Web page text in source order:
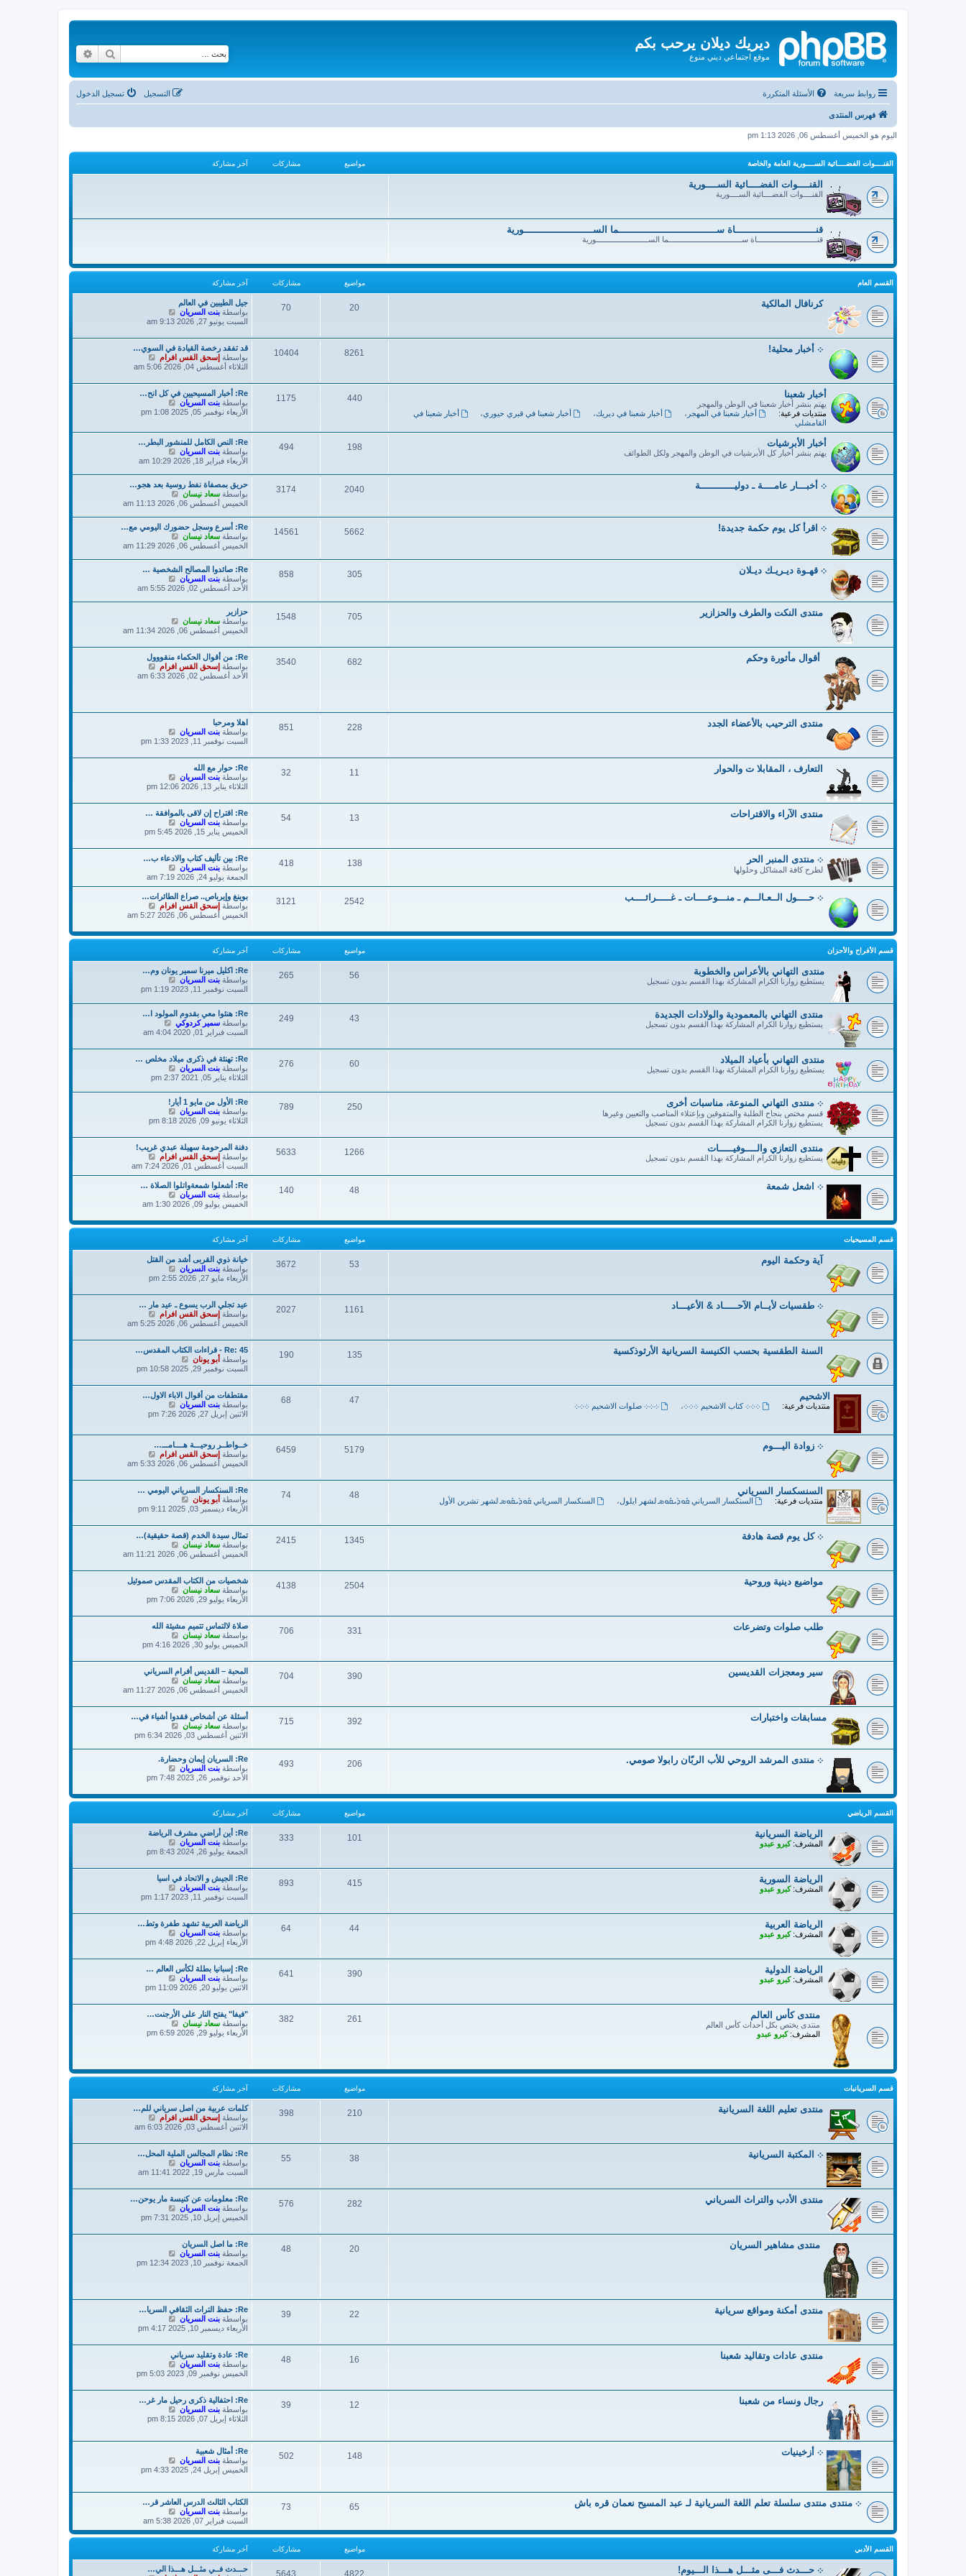
ديريك ديلان يرحب بكم
موقع اجتماعي ديني منوع بحث
روابط سريعة الأسئلة المتكررة تسجيل الدخول التسجيل
فهرس المنتدى
اليوم هو الخميس أغسطس 06, 2026 1:13 pm
القنــــوات الفضــــائية الســــورية العامة والخاصة مواضيع مشاركات آخر مشاركة
القنــــوات الفضــــائية الســــورية
القنــــوات الفضــــائية الســــورية
قنــــــــــــــــــــــــــــاة ســــــــــــــــــــــــــــــــــما الســــــــــــــــــــــــورية
قنــــــــــــــــــــــــــــاة ســــــــــــــــــــــــــــــــــما الســــــــــــــــــــــــورية
القسم العام مواضيع مشاركات آخر مشاركة
كرنافال المالكية 20
70
جيل الطيبين في العالم
بواسطة بنت السريان
ا
د
آ
خ
ر
ش
ا
ك
السبت يونيو 27, 2026 9:13 am
܀ أخبار محلية! 8261
10404
قد تفقد رخصة القيادة في السوي…
بواسطة إسحق القس افرام
ا
د
آ
ر
ش
ر
ك
الثلاثاء أغسطس 04, 2026 5:06 am
أخبار شعبنا
يهتم بنشر أخبار شعبنا في الوطن والمهجر
منتديات فرعية:
أخبار شعبنا في المهجر ، أخبار شعبنا في ديريك، أخبار شعبنا في قبري حيوري،
أخبار شعبنا في
القامشلي
440
1175
Re: أخبار المسيحيين في كل انح…
بواسطة بنت السريان
ا
خ
ر
ش
ا
ك
الأربعاء نوفمبر 05, 2025 1:08 pm
أخبار الأبرشيات
يهتم بنشر أخبار كل الأبرشيات في الوطن والمهجر ولكل الطوائف
198
494
Re: النص الكامل للمنشور البطر…
بواسطة بنت السريان
ا
د
آ
ر
م
ش
ر
ة
الأربعاء فبراير 18, 2026 10:29 am
܀ أخبـــار عامــــة ـ دوليــــــــــــة 2040
3174
حريق بمصفاة نفط روسية بعد هجو…
بواسطة سعاد نيسان
ا
د
آ
ر
م
ش
ا
ر
ة
الخميس أغسطس 06, 2026 11:13 am
܀ اقرأ كل يوم حكمة جديدة! 5662
14561
Re: أسرع وسجل حضورك اليومي مع…
بواسطة سعاد نيسان
ا
د
آ
خ
ر
م
ر
ة
الخميس أغسطس 06, 2026 11:29 am
܀ قهـوة ديـريـك ديـلان 305
858
Re: صائدوا المصالح الشخصية …
بواسطة بنت السريان
ا
د
ر
ا
ر
ك
الأحد أغسطس 02, 2026 5:55 am
منتدى النكت والطرف والحزازير 705
1548
حزازير
بواسطة سعاد نيسان
ا
د
آ
خ
ر
ر
ة
الخميس أغسطس 06, 2026 11:34 am
أقوال مأثورة وحكم 682
3540
Re: من أقوال الحكماء منقووول
بواسطة إسحق القس افرام
ا
خ
ش
ر
الأحد أغسطس 02, 2026 6:33 am
منتدى الترحيب بالأعضاء الجدد 228
851
اهلا ومرحبا
بواسطة بنت السريان
ا
د
ر
ش
ا
ك
السبت نوفمبر 11, 2023 1:33 pm
التعارف ، المقابلا ت والحوار 11
32
Re: حوار مع الله
بواسطة بنت السريان
ا
د
آ
ر
ش
ا
ك
ة
الثلاثاء يناير 13, 2026 12:06 pm
منتدى الآراء والاقتراحات 13
54
Re: اقتراح إن لاقى بالموافقة …
بواسطة بنت السريان
ا
د
آ
ر
م
ش
ا
ر
ة
الخميس يناير 15, 2026 5:45 pm
܀ منتدى المنبر الحر
لطرح كافة المشاكل وحلولها
138
418
Re: بين تأليف كتاب والادعاء ب…
بواسطة بنت السريان
ا
ه
د
آ
خ
م
ش
ر
ك
الجمعة يوليو 24, 2026 7:19 am
܀ حــــول الــعـالـــم ـ منـــوعــــات ـ غـــــرائــــب 2542
3121
بوينغ وإيرباص.. صراع الطائرات…
بواسطة إسحق القس افرام
ا
د
آ
ر
م
ا
ك
ة
الخميس أغسطس 06, 2026 5:27 am
قسم الأفراح والأحزان مواضيع مشاركات آخر مشاركة
منتدى التهاني بالأعراس والخطوبة
يستطيع زوارنا الكرام المشاركة بهذا القسم بدون تسجيل
56
265
Re: اكليل ميرنا سمير يونان وم…
بواسطة بنت السريان
ا
د
آ
خ
ر
ا
ك
ة
السبت نوفمبر 11, 2023 1:19 pm
منتدى التهاني بالمعمودية والولادات الجديدة
يستطيع زوارنا الكرام المشاركة بهذا القسم بدون تسجيل
43
249
Re: هنئوا معي بقدوم المولود ا…
بواسطة سمير كردوكي
ا
د
آ
ر
ك
السبت فبراير 01, 2020 4:04 am
منتدى التهاني بأعياد الميلاد
يستطيع زوارنا الكرام المشاركة بهذا القسم بدون تسجيل
60
276
Re: تهنئة في ذكرى ميلاد مخلص …
بواسطة بنت السريان
ا
د
ر
ا
ر
ك
الثلاثاء يناير 05, 2021 2:37 pm
܀ منتدى التهاني المنوعة، مناسبات أخرى
قسم مختص بنجاح الطلبة والمتفوقين وبإعتلاء المناصب والتعيين وغيرها
يستطيع زوارنا الكرام المشاركة بهذا القسم بدون تسجيل
250
789
Re: الأول من مايو 1 أيار!
بواسطة بنت السريان
ا
د
آ
خ
ر
م
ش
ر
ة
الثلاثاء يونيو 09, 2026 8:18 pm
منتدى التعازي والــــوفيـــــات
يستطيع زوارنا الكرام المشاركة بهذا القسم بدون تسجيل
1266
5633
دفنة المرحومة سهيلة عبدي غريب!
بواسطة إسحق القس افرام
ا
ه
خ
م
ش
ر
السبت أغسطس 01, 2026 7:24 am
܀ اشعل شمعة 48
140
Re: أشعلوا شمعةواتلوا الصلاة …
بواسطة بنت السريان
ا
د
آ
ر
م
ا
ك
ة
الخميس يوليو 09, 2026 1:30 am
قسم المسيحيات مواضيع مشاركات آخر مشاركة
آية وحكمة اليوم 53
3672
خيانة ذوي القربى أشد من القتل
بواسطة بنت السريان
ا
د
آ
خ
ر
ش
ا
ك
الأربعاء مايو 27, 2026 2:55 pm
܀ طقسيات لأيــام الآحـــــاد & الأعيـــاد 1161
2027
عيد تجلي الرب يسوع ـ عيد مار …
بواسطة إسحق القس افرام
ا
د
آ
ر
ش
ا
الخميس أغسطس 06, 2026 5:25 am
السنة الطقسية بحسب الكنيسة السريانية الأرثوذكسية 135
190
Re: 45 - قراءات الكتاب المقدس…
بواسطة أبو يونان
ا
د
آ
خ
ر
ش
ك
ة
السبت نوفمبر 29, 2025 10:58 pm
الاشحيم
منتديات فرعية: ܀܀܀ كتاب الاشحيم ܀܀܀، ܀܀܀ صلوات الاشحيم ܀܀܀
47
68
مقتطفات من أقوال الاباء الاول…
بواسطة بنت السريان
ا
خ
ر
م
ش
ا
ر
ك
الاثنين إبريل 27, 2026 7:26 pm
܀ زوادة اليـــوم 5179
6459
خــواطــر روحيـــة هــــامـــ…
بواسطة إسحق القس افرام
ا
د
آ
ر
ش
ا
ك
الخميس أغسطس 06, 2026 5:33 am
السنسكسار السرياني
منتديات فرعية: السنكسار السرياني ܩܽܘܕܺܝܩܽܘܣ لشهر ايلول، السنكسار السرياني ܩܽܘܕܺܝܩܽܘܣ لشهر تشرين الأول
48
74
Re: السنكسار السرياني اليومي …
بواسطة أبو يونان
ا
د
آ
خ
ر
ش
ا
ر
ك
الأربعاء ديسمبر 03, 2025 9:11 pm
܀ كل يوم قصة هادفة 1345
2415
تمثال سيدة الخدم (قصة حقيقية)…
بواسطة سعاد نيسان
ا
د
آ
ر
ش
ا
ك
الخميس أغسطس 06, 2026 11:21 am
مواضيع دينية وروحية 2504
4138
شخصيات من الكتاب المقدس صموئيل
بواسطة سعاد نيسان
ا
د
آ
ر
ش
ا
ك
الأربعاء يوليو 29, 2026 7:06 pm
طلب صلوات وتضرعات 331
706
صلاة لالتماس تتميم مشيئة الله
بواسطة سعاد نيسان
ا
د
آ
ر
ش
ا
ك
الخميس يوليو 30, 2026 4:16 pm
سير ومعجزات القديسين 390
704
المحبة – القديس أفرام السرياني
بواسطة سعاد نيسان
ا
د
ر
ش
ا
ر
ك
الخميس أغسطس 06, 2026 11:27 am
مسابقات واختبارات 392
715
أسئلة عن أشخاص فقدوا أشياء في…
بواسطة سعاد نيسان
ا
آ
خ
ر
ش
ك
ة
الاثنين أغسطس 03, 2026 6:34 pm
܀ منتدى المرشد الروحي للأب الربّان رابولا صومي. 206
493
Re: السريان إيمان وحضارة.
بواسطة بنت السريان
ا
د
آ
ر
م
ا
ك
ة
الأحد نوفمبر 26, 2023 7:48 pm
القسم الرياضي مواضيع مشاركات آخر مشاركة
الرياضة السريانية
المشرف: كبرو عبدو
101
333
Re: أين أراضي مشرف الرياضة
بواسطة بنت السريان
ا
د
آ
ر
ش
ا
ك
الجمعة يوليو 26, 2024 8:43 pm
الرياضة السورية
المشرف: كبرو عبدو
415
893
Re: الجيش و الاتحاد في اسيا
بواسطة بنت السريان
ا
د
آ
ر
ش
ا
ك
السبت نوفمبر 11, 2023 1:17 pm
الرياضة العربية
المشرف: كبرو عبدو
44
64
الرياضة العربية تشهد طفرة وتط…
بواسطة بنت السريان
ا
د
آ
ر
ش
ا
ك
الأربعاء إبريل 22, 2026 4:48 pm
الرياضة الدولية
المشرف: كبرو عبدو
390
641
Re: إسبانيا بطلة لكأس العالم …
بواسطة بنت السريان
ا
د
آ
ر
ر
ك
الاثنين يوليو 20, 2026 11:09 pm
منتدى كأس العالم
منتدى يختص بكل أحداث كأس العالم
المشرف: كبرو عبدو
261
382
"فيفا" يفتح النار على الأرجنت…
بواسطة سعاد نيسان
ا
خ
ر
ش
ا
ر
ك
الأربعاء يوليو 29, 2026 6:59 pm
قسم السريانيات مواضيع مشاركات آخر مشاركة
منتدى تعليم اللغة السريانية 210
398
كلمات عربية من اصل سرياني للم…
بواسطة إسحق القس افرام
ا
د
آ
ر
ش
ا
ك
الاثنين أغسطس 03, 2026 6:03 am
܀ المكتبة السريانية 38
55
Re: نظام المجالس الملية المحل…
بواسطة بنت السريان
ا
د
آ
ر
ش
ك
السبت مارس 19, 2022 11:41 am
منتدى الأدب والتراث السرياني 282
576
Re: معلومات عن كنيسة مار يوحن…
بواسطة بنت السريان
ا
د
ر
ر
ك
الخميس إبريل 10, 2025 7:31 pm
منتدى مشاهير السريان 20
48
Re: ما اصل السريان
بواسطة بنت السريان
ا
خ
ر
ش
ر
الجمعة نوفمبر 10, 2023 12:34 pm
منتدى أمكنة ومواقع سريانية 22
39
Re: حفظ التراث الثقافي السريا…
بواسطة بنت السريان
ا
د
ر
ش
ا
ك
الأربعاء ديسمبر 10, 2025 4:17 pm
منتدى عادات وتقاليد شعبنا 16
48
Re: عادة وتقليد سرياني
بواسطة بنت السريان
ا
د
آ
ر
ك
ة
الخميس نوفمبر 09, 2023 5:03 pm
رجال ونساء من شعبنا 12
39
Re: احتفالية ذكرى رحيل مار غر…
بواسطة بنت السريان
ا
م
ا
ر
ة
الثلاثاء إبريل 07, 2026 8:15 pm
܀ أزخينيات 148
502
Re: أمثال شعبية
بواسطة بنت السريان
ا
خ
م
ش
ك
ة
الخميس إبريل 24, 2025 4:33 pm
܀ منتدى منتدى سلسلة تعلم اللغة السريانية لـ عبد المسيح نعمان قره باش 65
73
الكتاب الثالث الدرس العاشر قر…
بواسطة بنت السريان
ا
ه
د
ر
السبت فبراير 07, 2026 5:38 am
القسم الأدبي مواضيع مشاركات آخر مشاركة
܀ حـــدث فـــى مثـــل هـــذا الـــيوم! 4822
5643
حـــدث فــي مثـــل هـــذا الي…